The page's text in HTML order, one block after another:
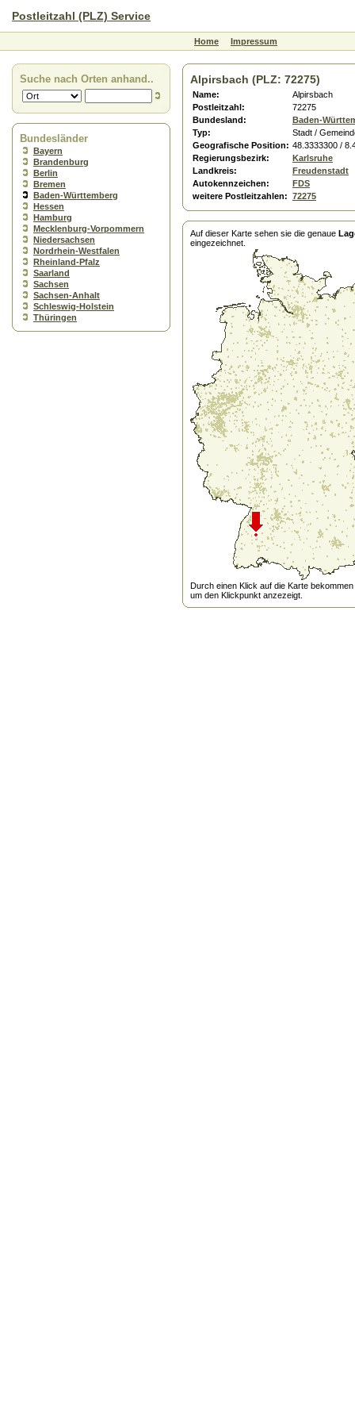
Postleitzahl (PLZ) Service
Home Impressum
Suche nach Orten anhand..
Bundesländer
Bayern
Brandenburg
Berlin
Bremen
Baden-Württemberg
Hessen
Hamburg
Mecklenburg-Vorpommern
Niedersachsen
Nordrhein-Westfalen
Rheinland-Pfalz
Saarland
Sachsen
Sachsen-Anhalt
Schleswig-Holstein
Thüringen
Alpirsbach (PLZ: 72275)
Name:
Alpirsbach
Postleitzahl:
72275
Bundesland:
Baden-
Typ:
Stadt /
Geografische Position: 48.3333300 /
Regierungsbezirk:
Karlsruhe
Landkreis:
Freudenstadt
Autokennzeichen:
FDS
weitere Postleitzahlen: 72275
Auf dieser Karte sehen sie die genaue
eingezeichnet.
Durch einen Klick auf die Karte
um den Klickpunkt anzezeigt.